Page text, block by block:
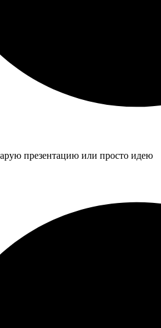
презентацию или просто идею